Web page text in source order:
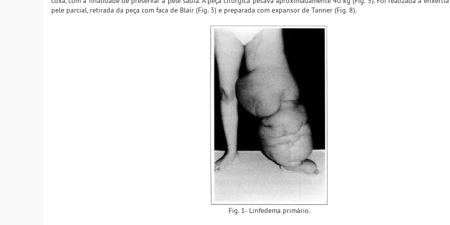
pele parcial, retirada da peça com faca de Blair (Fig. 3) e preparada com expansor de Tanner (Fig. 8).
Fig. 1- Linfedema primário.